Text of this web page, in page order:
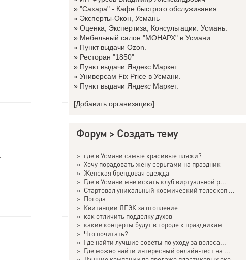
» "Сахара" - Кафе быстрого обслуживания.
» Эксперты-Окон, Усмань
» Оценка, Экспертиза, Консультации. Усмань.
» Мебельный салон "МОНАРХ" в Усмани.
» Пункт выдачи Ozon.
» Ресторан "1850"
» Пункт выдачи Яндекс Маркет.
» Универсам Fix Price в Усмани.
» Пункт выдачи Яндекс Маркет.
[Добавить организацию]
Форум > Создать тему
» где в Усмани самые красивые пляжи?
» Хочу порадовать жену серьгами на праздник
» Женская брендовая одежда
» Где в Усмани мне искать клуб виртуальной р...
» Стартовал уникальный космический телескоп ...
» Погода
» Квитанции ЛГЭК за отопление
» как отличить подделку духов
» какие концерты будут в городе к праздникам
» Что почитать?
» Где найти лучшие советы по уходу за волоса...
» Где можно найти интересный онлайн-тест на ...